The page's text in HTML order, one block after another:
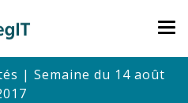
| Semaine du 14 août